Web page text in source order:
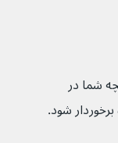
است بچه شما در
شود.